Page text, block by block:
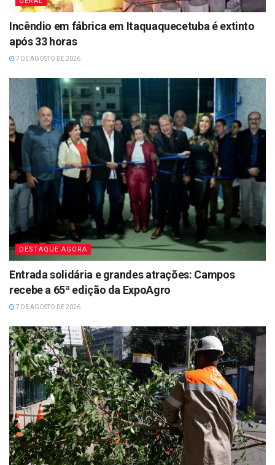
Incêndio em fábrica em Itaquaquecetuba é extinto
após 33 horas
7 DE AGOSTO DE 2026
DESTAQUE AGORA
Entrada solidária e grandes atrações: Campos
recebe a 65ª edição da ExpoAgro
7 DE AGOSTO DE 2026